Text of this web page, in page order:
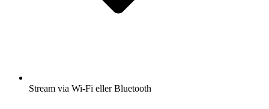
Stream via Wi-Fi eller Bluetooth